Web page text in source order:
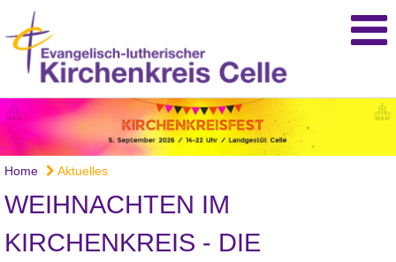
Home Aktuelles
WEIHNACHTEN IM
KIRCHENKREIS - DIE